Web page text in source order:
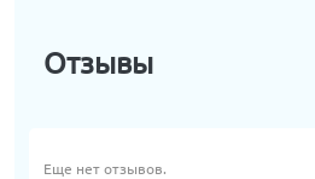
Отзывы
Еще нет отзывов.